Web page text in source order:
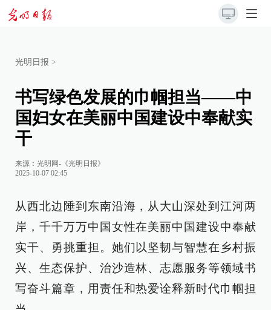
光明日报 >
书写绿色发展的巾帼担当——中
国妇女在美丽中国建设中奉献实
干
来源： 光明网-《光明日报》
2025-10-07 02:45
从西北边陲到东南沿海，从大山深处到江河两
岸，千千万万中国女性在美丽中国建设中奉献
实干、勇挑重担。她们以坚韧与智慧在乡村振
兴、生态保护、治沙造林、志愿服务等领域书
写奋斗篇章，用责任和热爱诠释新时代巾帼担